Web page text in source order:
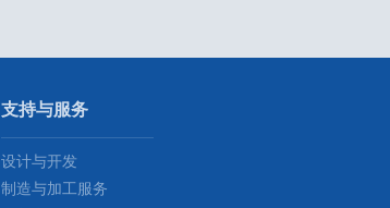
支持与服务
设计与开发
制造与加工服务